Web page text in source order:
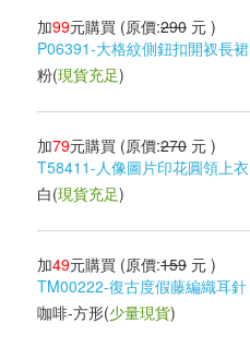
加99元購買 (原價:290 元 )
P06391-大格紋側鈕扣開衩長裙
粉(現貨充足)
加79元購買 (原價:270 元 )
T58411-人像圖片印花圓領上衣
白(現貨充足)
加49元購買 (原價:159 元 )
TM00222-復古度假藤編織耳針
咖啡-方形(少量現貨)